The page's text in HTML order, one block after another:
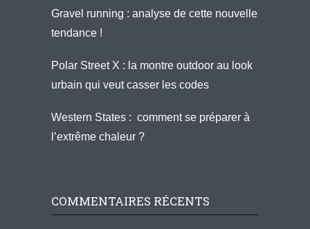
Gravel running : analyse de cette nouvelle
tendance !
Polar Street X : la montre outdoor au look
urbain qui veut casser les codes
Western States : comment se préparer à
l’extrême chaleur ?
COMMENTAIRES RÉCENTS